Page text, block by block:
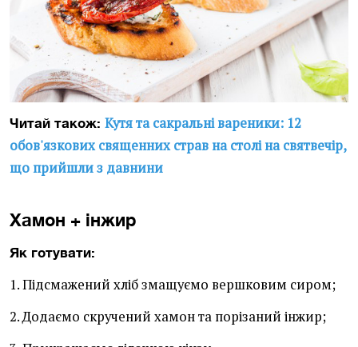
Читай також: Кутя та сакральні вареники: 12
обов'язкових священних страв на столі на святвечір,
що прийшли з давнини
Хамон + інжир
Як готувати:
1. Підсмажений хліб змащуємо вершковим сиром;
2. Додаємо скручений хамон та порізаний інжир;